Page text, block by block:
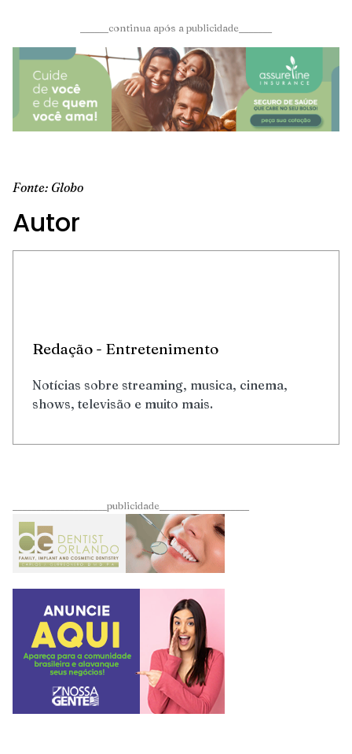
______continua após a publicidade_______
Fonte: Globo
Autor
Redação - Entretenimento
Notícias sobre streaming, musica, cinema,
shows, televisão e muito mais.
____________________publicidade___________________